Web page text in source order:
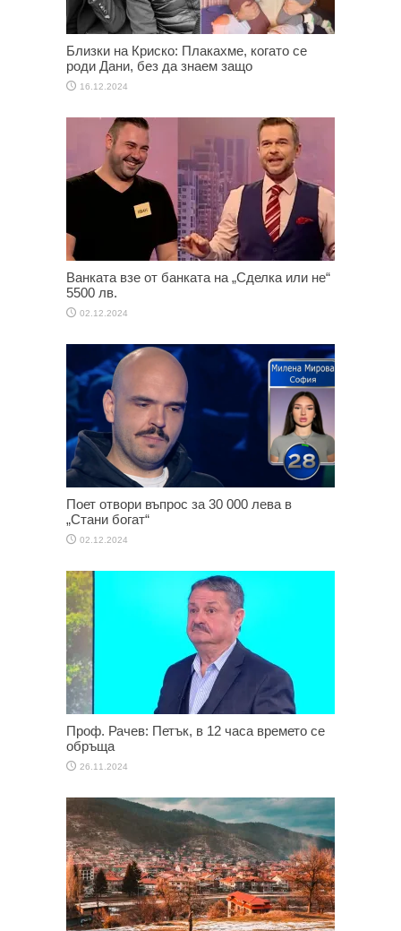
Близки на Криско: Плакахме, когато се
роди Дани, без да знаем защо
16.12.2024
Ванката взе от банката на „Сделка или не“
5500 лв.
02.12.2024
Поет отвори въпрос за 30 000 лева в
„Стани богат“
02.12.2024
Проф. Рачев: Петък, в 12 часа времето се
обръща
26.11.2024